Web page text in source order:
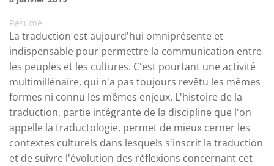
Résumé
La traduction est aujourd'hui omniprésente et
indispensable pour permettre la communication entre
les peuples et les cultures. C'est pourtant une activité
multimillénaire, qui n'a pas toujours revêtu les mêmes
formes ni connu les mêmes enjeux. L'histoire de la
traduction, partie intégrante de la discipline que l'on
appelle la traductologie, permet de mieux cerner les
contextes culturels dans lesquels s'inscrit la traduction
et de suivre l'évolution des réflexions concernant cet